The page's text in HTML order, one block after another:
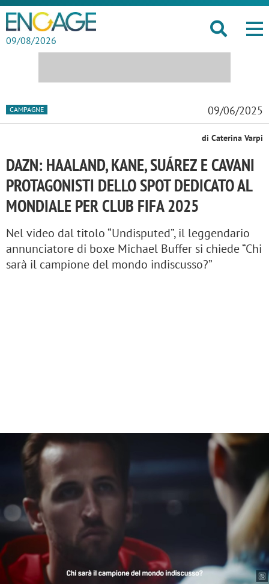
09/08/2026
CAMPAGNE 09/06/2025
di Caterina Varpi
DAZN: HAALAND, KANE, SUÁREZ E CAVANI
PROTAGONISTI DELLO SPOT DEDICATO AL
MONDIALE PER CLUB FIFA 2025
Nel video dal titolo “Undisputed”, il leggendario
annunciatore di boxe Michael Buffer si chiede “Chi
sarà il campione del mondo indiscusso?”